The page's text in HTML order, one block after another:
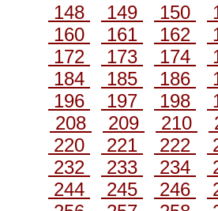
148
149 150
160
161 162
172
173 174
184
185 186
196
197 198
208
209 210
220
221 222
232
233 234
244
245 246